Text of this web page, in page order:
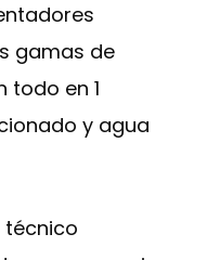
gamas de
todo en 1
y agua
técnico